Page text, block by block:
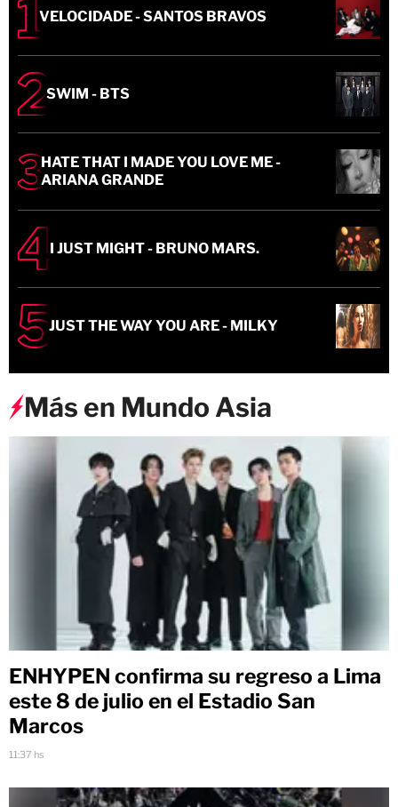
VELOCIDADE - SANTOS BRAVOS
SWIM - BTS
HATE THAT I MADE YOU LOVE ME -
ARIANA GRANDE
I JUST MIGHT - BRUNO MARS.
JUST THE WAY YOU ARE - MILKY
Más en Mundo Asia
ENHYPEN confirma su regreso a Lima
este 8 de julio en el Estadio San
Marcos
11:37 hs